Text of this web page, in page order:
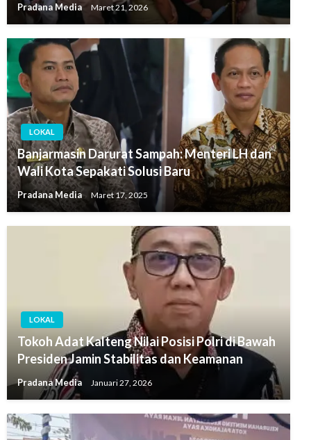
Pradana Media Maret 21, 2026
LOKAL
Banjarmasin Darurat Sampah: Menteri LH dan
Wali Kota Sepakati Solusi Baru
Pradana Media Maret 17, 2025
LOKAL
Tokoh Adat Kalteng Nilai Posisi Polri di Bawah
Presiden Jamin Stabilitas dan Keamanan
Pradana Media Januari 27, 2026